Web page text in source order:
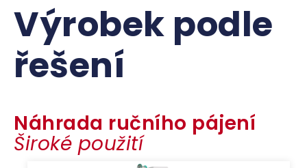
Výrobek podle
řešení
Náhrada ručního pájení
Široké použití